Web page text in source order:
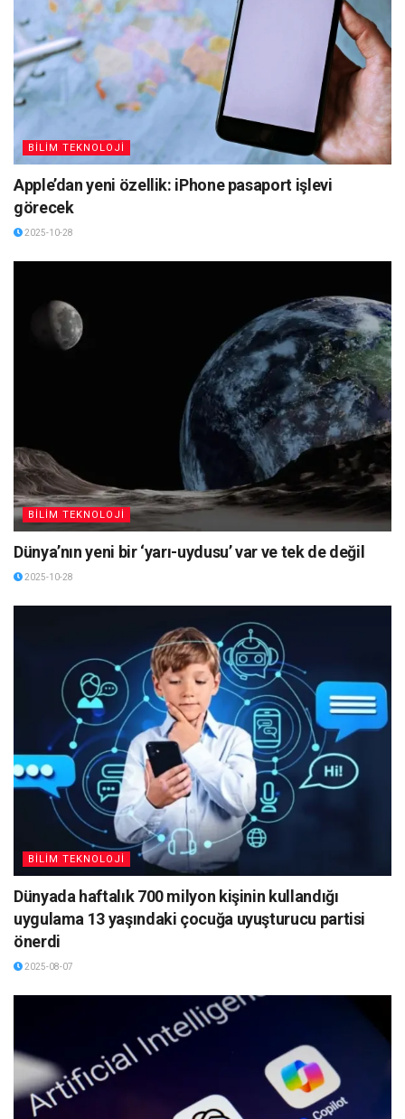
BİLİM TEKNOLOJİ
Apple’dan yeni özellik: iPhone pasaport işlevi
görecek
2025-10-28
BİLİM TEKNOLOJİ
Dünya’nın yeni bir ‘yarı-uydusu’ var ve tek de değil
2025-10-28
BİLİM TEKNOLOJİ
Dünyada haftalık 700 milyon kişinin kullandığı
uygulama 13 yaşındaki çocuğa uyuşturucu partisi
önerdi
2025-08-07